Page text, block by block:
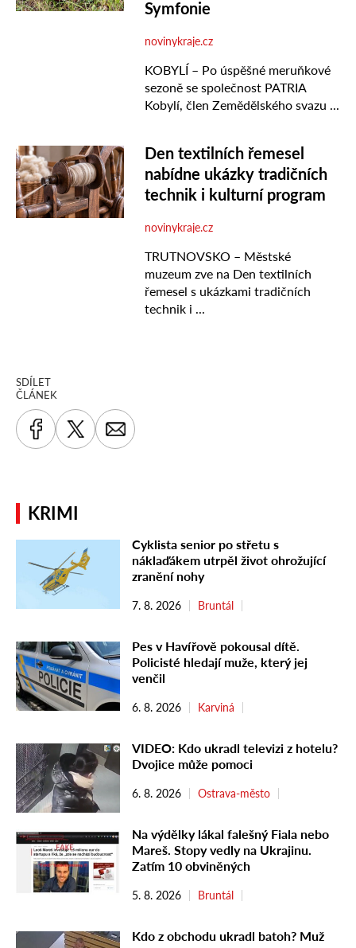
SDÍLET
ČLÁNEK
KRIMI
Cyklista senior po střetu s
náklaďákem utrpěl život ohrožující
zranění nohy
7. 8. 2026 Bruntál
Pes v Havířově pokousal dítě.
Policisté hledají muže, který jej
venčil
6. 8. 2026 Karviná
VIDEO: Kdo ukradl televizi z hotelu?
Dvojice může pomoci
6. 8. 2026 Ostrava-město
Na výdělky lákal falešný Fiala nebo
Mareš. Stopy vedly na Ukrajinu.
Zatím 10 obviněných
5. 8. 2026 Bruntál
Kdo z obchodu ukradl batoh? Muž